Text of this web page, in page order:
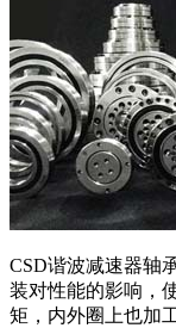
CSD谐波减速器轴
装对性能的影响，
矩，内外圈上也加